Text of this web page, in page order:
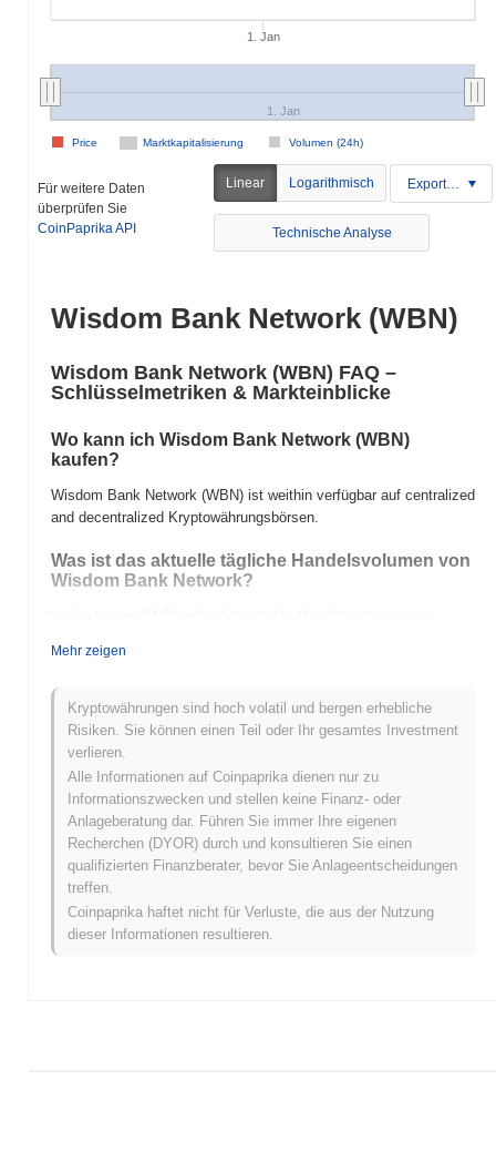
1. Jan
Marktkapitalisierung Volumen (24h)
Price
1. Jan
Für weitere Daten
überprüfen Sie
CoinPaprika API
Linear Logarithmisch Exportieren
Technische Analyse
Wisdom Bank Network (WBN)
Wisdom Bank Network (WBN) FAQ –
Schlüsselmetriken & Markteinblicke
Wo kann ich Wisdom Bank Network (WBN)
kaufen?
Wisdom Bank Network (WBN) ist weithin verfügbar auf centralized
and decentralized Kryptowährungsbörsen.
Was ist das aktuelle tägliche Handelsvolumen von
Wisdom Bank Network?
Network in der Vergangenheit?
Allzeithoch (ATH):$0.021811
Allzeittief (ATL):
Wisdom Bank Network wird derzeit ~100.00%unter seinem ATH
gehandelt .
Wie schneidet Wisdom Bank Network im Vergleich
zum breiteren Kryptomarkt ab?
In den letzten 7 Tagen ist Wisdom Bank Network um
0.00%
gestiegen und übertraf damit den gesamten Kryptomarkt der einen
Mehr zeigen
Kryptowährungen sind hoch volatil und bergen erhebliche
Risiken. Sie können einen Teil oder Ihr gesamtes Investment
verlieren.
Alle Informationen auf Coinpaprika dienen nur zu
Informationszwecken und stellen keine Finanz- oder
Anlageberatung dar. Führen Sie immer Ihre eigenen
Recherchen (DYOR) durch und konsultieren Sie einen
qualifizierten Finanzberater, bevor Sie Anlageentscheidungen
treffen.
Coinpaprika haftet nicht für Verluste, die aus der Nutzung
dieser Informationen resultieren.